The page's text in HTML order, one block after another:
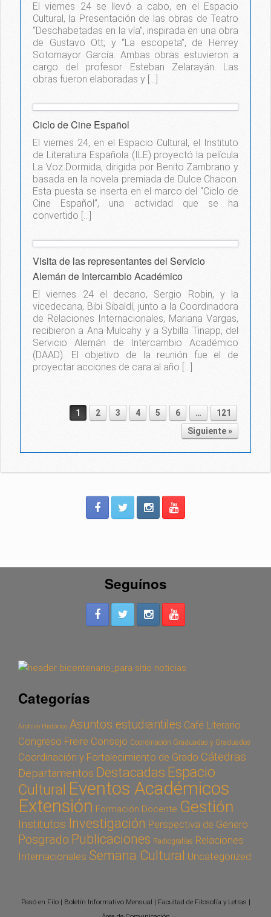
El viernes 24 se llevó a cabo, en el Espacio
Cultural, la Presentación de las obras de Teatro
“Deschabetadas en la vía”, inspirada en una obra
de Gustavo Ott; y “La escopeta”, de Henrey
Sotomayor García. Ambas obras estuvieron a
cargo del profesor Esteban Zelarayán. Las
obras fueron elaboradas y […]
Ciclo de Cine Español
El viernes 24, en el Espacio Cultural, el Instituto
de Literatura Española (ILE) proyectó la película
La Voz Dormida, dirigida por Benito Zambrano y
basada en la novela premiada de Dulce Chacon.
Esta puesta se inserta en el marco del “Ciclo de
Cine Español”, una actividad que se ha
convertido […]
Visita de las representantes del Servicio
Alemán de Intercambio Académico
El viernes 24 el decano, Sergio Robin, y la
vicedecana, Bibi Sibaldí, junto a la Coordinadora
de Relaciones Internacionales, Mariana Vargas,
recibieron a Ana Mulcahy y a Sybilla Tinapp, del
Servicio Alemán de Intercambio Académico
(DAAD). El objetivo de la reunión fue el de
proyectar acciones de cara al año […]
Post navigation
1 2 3 4 5 6 …
121
Siguiente »
Seguínos
Categorías
Archivo Histórico Asuntos estudiantiles Café Literario
Congreso Freire Consejo Coordinación Graduadas y Graduados
Coordinación y Fortalecimiento de Grado Cátedras
Departamentos Destacadas Espacio
Cultural Eventos Académicos
Extensión Formación Docente Gestión
Institutos Investigación Perspectiva de Género
Posgrado Publicaciones Radiografías Relaciones
Internacionales Semana Cultural Uncategorized
Pasó en Filo | Boletín Informativo Mensual | Facultad de Filosofía y Letras |